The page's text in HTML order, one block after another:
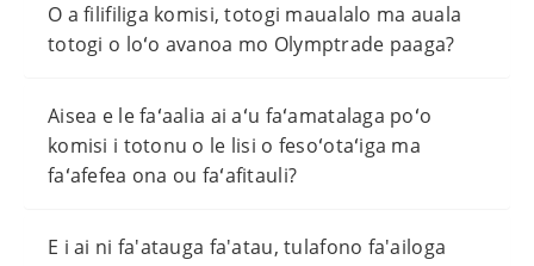
O a filifiliga komisi, totogi maualalo ma auala
totogi o loʻo avanoa mo Olymptrade paaga?
Aisea e le faʻaalia ai aʻu faʻamatalaga poʻo
komisi i totonu o le lisi o fesoʻotaʻiga ma
faʻafefea ona ou faʻafitauli?
E i ai ni fa'atauga fa'atau, tulafono fa'ailoga